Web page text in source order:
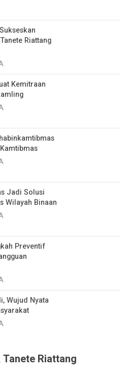
Riattang
Kemitraan
Jadi Solusi
Wilayah Binaan
Preventif
Wujud Nyata
Riattang